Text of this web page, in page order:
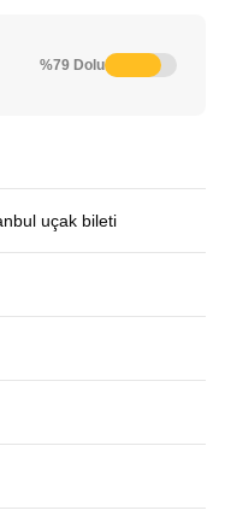
%79 Dolu
uçak bileti